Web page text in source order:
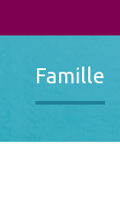
Famille